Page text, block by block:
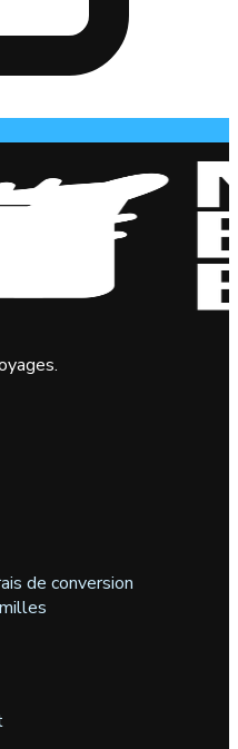
de conversion